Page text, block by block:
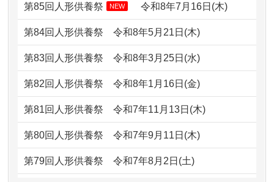
2026/07/05しっかりとお人形たちの供養をしてい
ただけると...
2026/06/30 長年大事にしてきた雛人形です、供養
していただ...
2026/06/29ガラスケースのまま引き取ってくださ
子どもの頃、妹と一緒にお雛様を出し
ました。お...
どうなってるのですか？
2024/01/13会社のようですが、きちんと供養して
供養が終わったお人形以外はどうして
るのですか？
第85回人形供養祭 NEW 令和8年7月16日(木)
第84回人形供養祭令和8年5月21日(木)
第83回人形供養祭令和8年3月25日(水)
第82回人形供養祭令和8年1月16日(金)
第81回人形供養祭令和7年11月13日(木)
第80回人形供養祭令和7年9月11日(木)
第79回人形供養祭令和7年8月2日(土)